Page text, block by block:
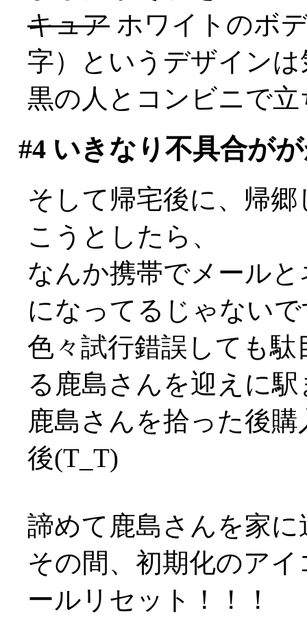
キュア ホワイトのボ
字）というデザイン
黒の人とコンビニで
#4いきなり不具合が
そして帰宅後に、帰
こうとしたら、
なんか携帯でメール
になってるじゃない
色々試行錯誤しても
る鹿島さんを迎えに駅
鹿島さんを拾った後
後(T_T)
諦めて鹿島さんを家
その間、初期化のア
ールリセット！！！